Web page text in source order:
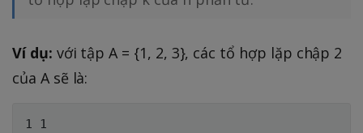
Ví dụ: với tập A = {1, 2, 3}, các tổ hợp lặp chập 2
của A sẽ là:
1 1